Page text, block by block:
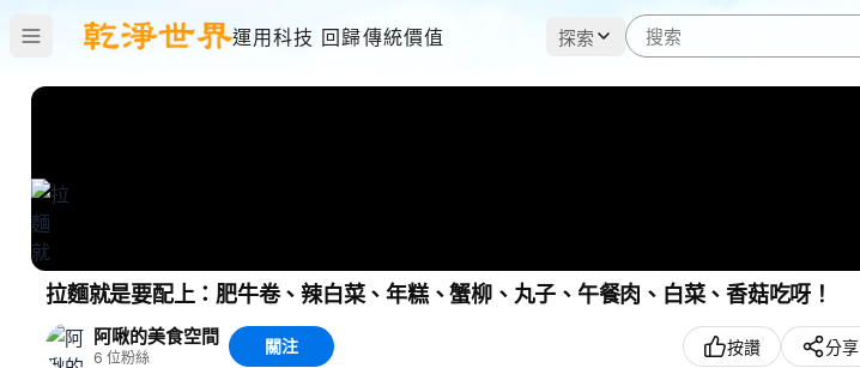
運用科技 回歸傳統價值 探索
拉麵就是要配上：肥牛卷、辣白菜、年糕、蟹柳、丸子、午餐肉、白菜、香菇吃呀！
阿啾的美食空間
6 位粉絲
關注 按讚 分享